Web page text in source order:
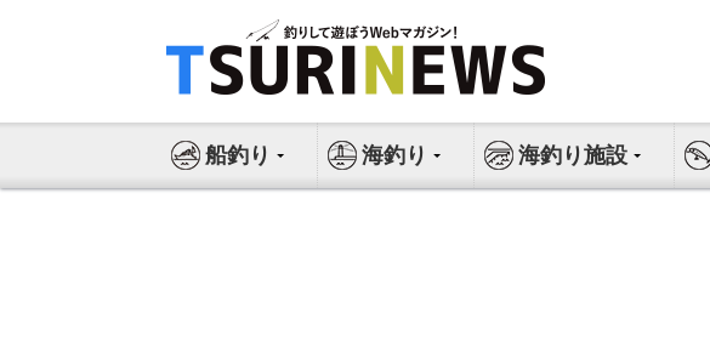
ス
船釣り 海釣り 海釣り施設